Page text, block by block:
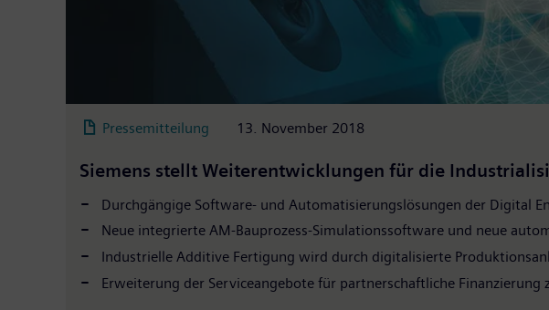
Pressemitteilung 13. November 2018
Siemens stellt Weiterentwicklungen für die
Durchgängige Software- und Automatisierungslösungen der Digital
Neue integrierte AM-Bauprozess-Simulationssoftware und neue
Industrielle Additive Fertigung wird durch digitalisierte
Erweiterung der Serviceangebote für partnerschaftliche